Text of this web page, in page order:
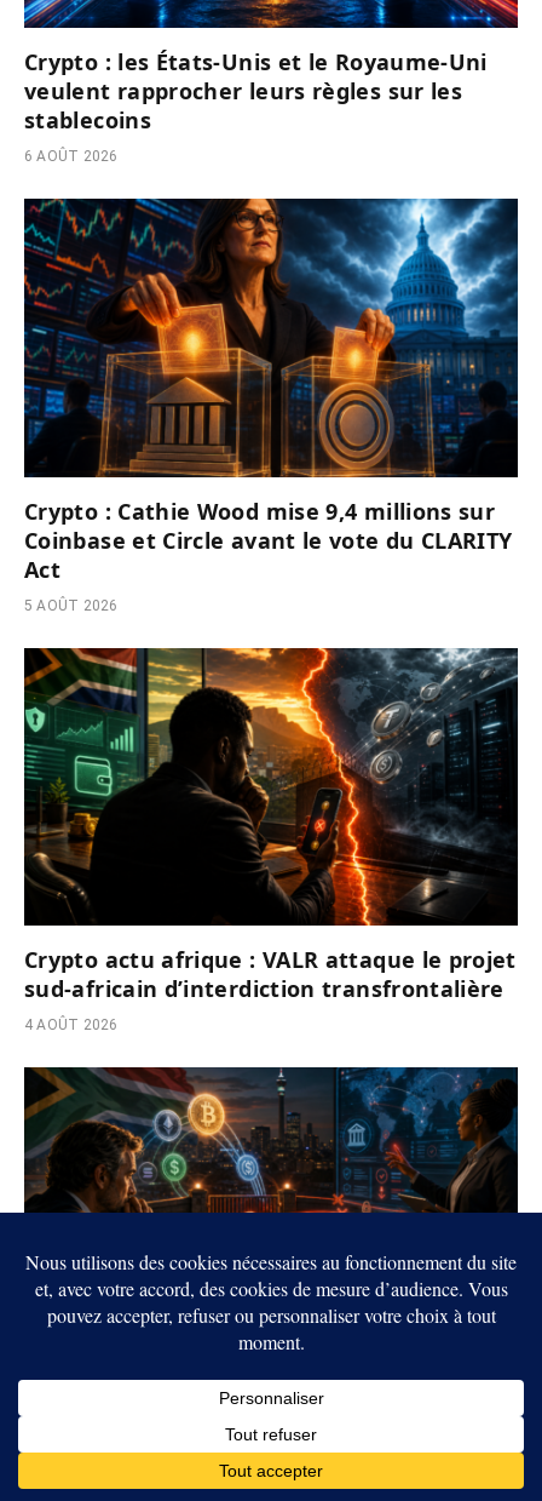
Crypto : les États-Unis et le Royaume-Uni
veulent rapprocher leurs règles sur les
stablecoins
6 AOÛT 2026
Crypto : Cathie Wood mise 9,4 millions sur
Coinbase et Circle avant le vote du CLARITY
Act
5 AOÛT 2026
Crypto actu afrique : VALR attaque le projet
sud-africain d’interdiction transfrontalière
4 AOÛT 2026
Crypto : l’Afrique du Sud envisage de
bloquer les transferts internationaux des